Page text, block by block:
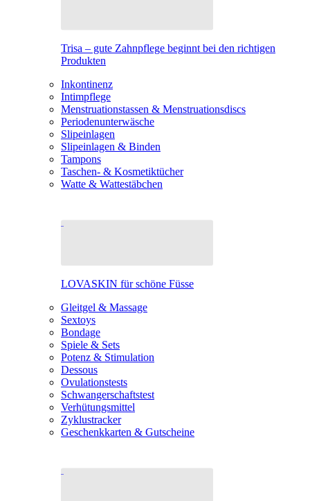
Trisa – gute Zahnpflege beginnt bei den richtigen
Produkten
Inkontinenz
Intimpflege
Menstruationstassen & Menstruationsdiscs
Periodenunterwäsche
Slipeinlagen
Slipeinlagen & Binden
Tampons
Taschen- & Kosmetiktücher
Watte & Wattestäbchen
LOVASKIN für schöne Füsse
Gleitgel & Massage
Sextoys
Bondage
Spiele & Sets
Potenz & Stimulation
Dessous
Ovulationstests
Schwangerschaftstest
Verhütungsmittel
Zyklustracker
Geschenkkarten & Gutscheine